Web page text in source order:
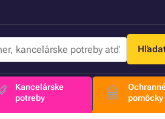
Kancelárske
potreby
pomôcky